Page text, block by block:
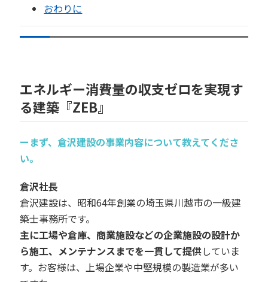
おわりに
エネルギー消費量の収支ゼロを実現す
る建築『ZEB』
ーまず、倉沢建設の事業内容について教えてくださ
い。
倉沢社長
倉沢建設は、昭和64年創業の埼玉県川越市の一級建
築士事務所です。
主に工場や倉庫、商業施設などの企業施設の設計か
ら施工、メンテナンスまでを一貫して提供していま
す。お客様は、上場企業や中堅規模の製造業が多い